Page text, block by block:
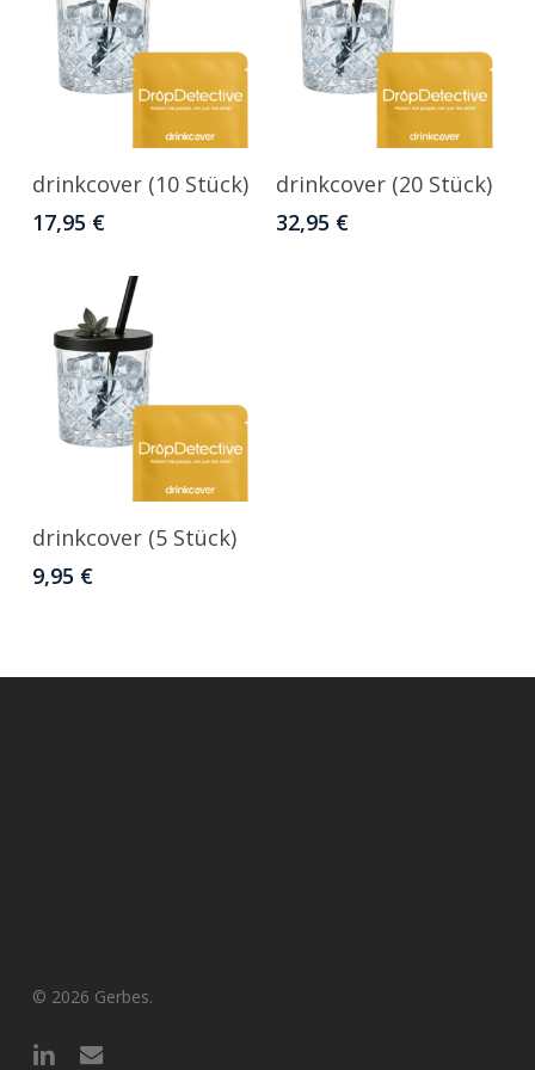
In Den Warenkorb
drinkcover (10 Stück)
17,95 €
In Den Warenkorb
drinkcover (20 Stück)
32,95 €
In Den Warenkorb
drinkcover (5 Stück)
9,95 €
© 2026 Gerbes.
linkedinemail